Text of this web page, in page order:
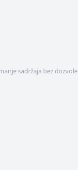
sadržaja bez